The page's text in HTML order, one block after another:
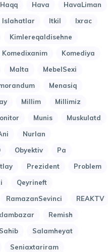
Haqq Hava
HavaLiman
Islahatlar Itkil
Ixrac
Kimlereqaldisehne
Komedixanim
Komediya
Malta
MebelSexi
Menasiq
Millim
Millimiz
Munis
Muskulatd
Nurlan
Obyektiv
Pa
Prezident
Problem
Qeyrineft
RamazanSevinci
REAKTV
Remish
Sahib
Salamheyat
Seniaxtariram